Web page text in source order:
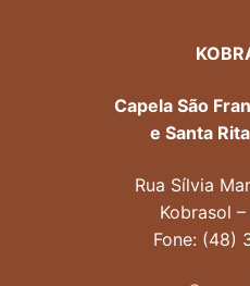
Capela São
e Santa
Rua Sílvia
Kobrasol
Fone: (48)